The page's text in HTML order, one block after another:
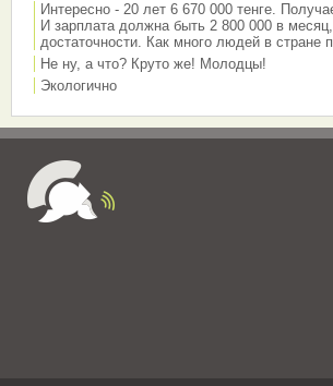
Интересно - 20 лет 6 670 000 тенге.
И зарплата должна быть 2 800 000 в
достаточности. Как много людей в стране
Не ну, а что? Круто же! Молодцы!
Экологично